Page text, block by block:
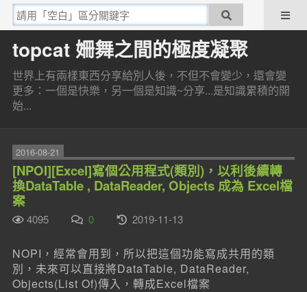
topcat 姍舞之間的極度凝聚
世界上有兩樣東西分享給別人後，不但不會變少，還會變
更多：一個是快樂，另一個是知識~分享...是知識累積的開
始...
2016-08-21
[NPOI][Excel]寫個公用程式(類別)，以利後續轉
換DataTable , DataReader, Objects 成為 Excel檔
案
4095 0 2019-11-13
NOPI，經常會用到，所以把這個功能寫成共用的類
別，未來可以直接將DataTable, DataReader,
Objects(List Of)傳入，轉成Excel檔案